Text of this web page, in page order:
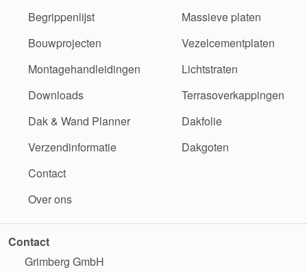
Begrippenlijst
Bouwprojecten
Montagehandleidingen
Downloads
Dak & Wand Planner
Verzendinformatie
Contact
Over ons
Massieve platen
Vezelcementplaten
Lichtstraten
Terrasoverkappingen
Dakfolie
Dakgoten
Contact
Grimberg GmbH